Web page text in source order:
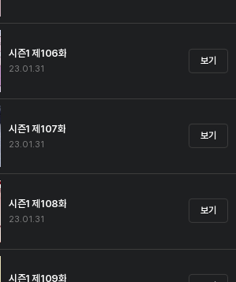
시즌1 제106화
23.01.31
보기
시즌1 제107화
23.01.31
보기
시즌1 제108화
23.01.31
보기
시즌1 제109화